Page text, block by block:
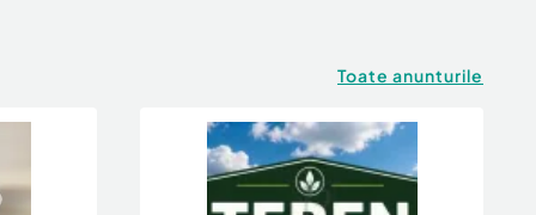
Toate anunturile